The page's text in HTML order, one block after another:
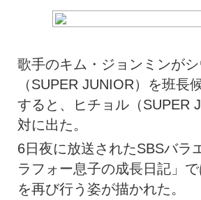
歌手のキム・ジョンミンが
（SUPER JUNIOR）を班長
すると、ヒチョル（SUPER
対に出た。
6日夜に放送されたSBSバラ
ラフォー息子の成長日記」
を再び行う姿が描かれた。